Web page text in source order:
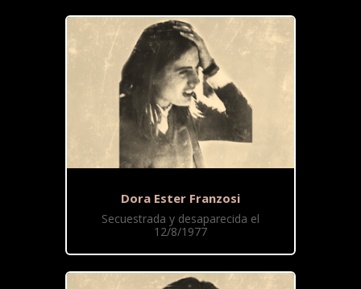
Dora Ester Franzosi
Secuestrada y desaparecida el
12/8/1977